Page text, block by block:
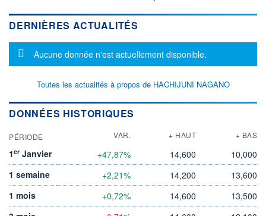
DERNIÈRES ACTUALITÉS
Message d'information
Aucune donnée n'est actuellement disponible.
Toutes les actualités à propos de HACHIJUNI NAGANO
DONNÉES HISTORIQUES
PÉRIODE VAR. + HAUT + BAS
1er Janvier +47,87% 14,600
10,000
1 semaine
+2,21% 14,200
13,600
1 mois
+0,72% 14,600
13,500